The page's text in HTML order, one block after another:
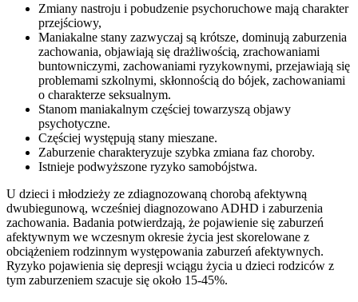
Zmiany nastroju i pobudzenie psychoruchowe mają charakter
przejściowy,
Maniakalne stany zazwyczaj są krótsze, dominują zaburzenia
zachowania, objawiają się drażliwością, zrachowaniami
buntowniczymi, zachowaniami ryzykownymi, przejawiają się
problemami szkolnymi, skłonnością do bójek, zachowaniami
o charakterze seksualnym.
Stanom maniakalnym częściej towarzyszą objawy
psychotyczne.
Częściej występują stany mieszane.
Zaburzenie charakteryzuje szybka zmiana faz choroby.
Istnieje podwyższone ryzyko samobójstwa.
U dzieci i młodzieży ze zdiagnozowaną chorobą afektywną
dwubiegunową, wcześniej diagnozowano ADHD i zaburzenia
zachowania. Badania potwierdzają, że pojawienie się zaburzeń
afektywnym we wczesnym okresie życia jest skorelowane z
obciążeniem rodzinnym występowania zaburzeń afektywnych.
Ryzyko pojawienia się depresji wciągu życia u dzieci rodziców z
tym zaburzeniem szacuje się około 15-45%.